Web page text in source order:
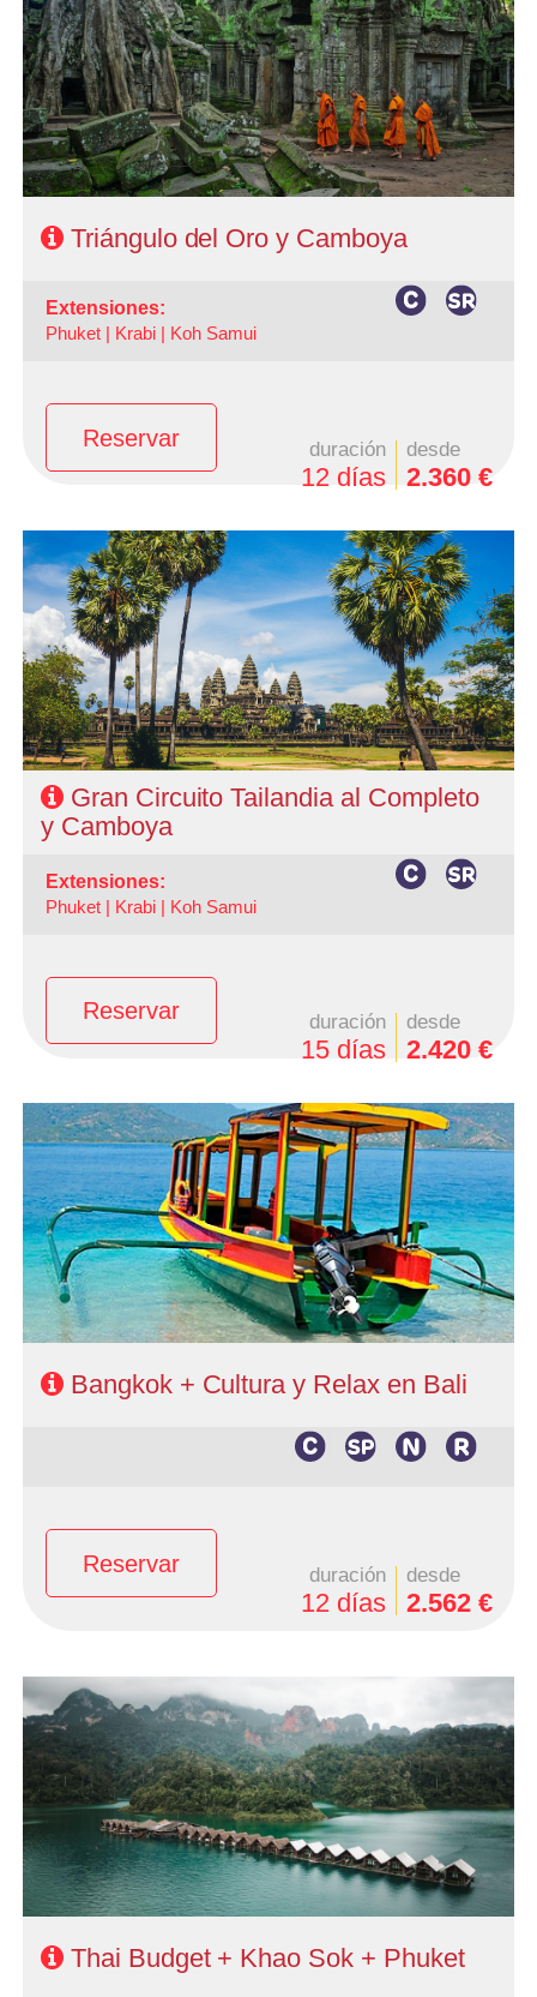
- Ruta: 3 noches Bangkok, 3 noches de circuito, 3 noches
Camboya
- Categoría hotelera: A elección del cliente
- Régimen: AD en Bangkok y MP en Triángulo y en
Camboya.
Triángulo del Oro y Camboya
extensiones:
Phuket | Krabi | Koh Samui
Reservar duración
12 días
desde
2.360 €
- Salidas: Martes.
- Ruta: Bangkok 3 noches, 6 noches de circuito + 3
noches Camboya.
- Categoría hotelera: A elección del cliente.
- Régimen: AD en Bangkok y MP en circuito y Camboya.
Gran Circuito Tailandia al Completo
y Camboya
extensiones:
Phuket | Krabi | Koh Samui
Reservar duración
15 días
desde
2.420 €
- Salidas: Diarias
- Ruta: Bangkok 3 noches; Bali 1 noche; Lovina 1 noche;
Candidasa 1 noche; Ubud 1 noche; Bali 2 noches
- Categoría hotelera: 3*superior y 4* en circuito. Resto a
elección del cliente
- Régimen: Alojamiento y desayuno en circuito. Resto a
elección del cliente
Bangkok + Cultura y Relax en Bali
Reservar duración
12 días
desde
2.562 €
- Salidas: Miércoles
- Ruta: 3 noches Bangkok, 1 noche Phitsanulok, 1 noche
Chiang Rai, 2 noches Chiang Mai, 2 noches en Khao Sok
y 2 noches (ampliables) en Phuket
- Categoría hotelera: Estándar y Superior
- Régimen: AD en Bangkok, MP en circuito, PC en Khao
Sok y según elección en Phuket
Thai Budget + Khao Sok + Phuket